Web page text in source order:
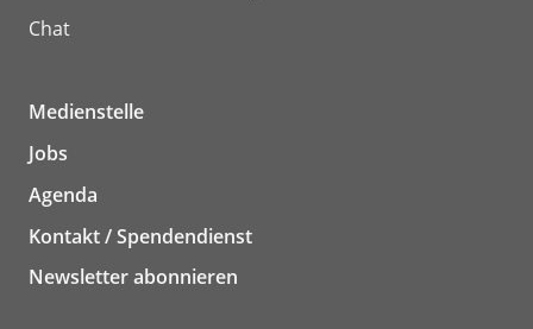
Chat
Medienstelle
Jobs
Agenda
Kontakt / Spendendienst
Newsletter abonnieren